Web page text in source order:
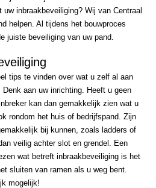
uw inbraakbeveiliging? Wij van Centraal
helpen. Al tijdens het bouwproces
juiste beveiliging van uw pand.
tips te vinden over wat u zelf al aan
aan uw inrichting. Heeft u geen
kan dan gemakkelijk zien wat u
rondom het huis of bedrijfspand. Zijn
bij kunnen, zoals ladders of
veilig achter slot en grendel. Een
wat betreft inbraakbeveiliging is het
sluiten van ramen als u weg bent.
mogelijk!